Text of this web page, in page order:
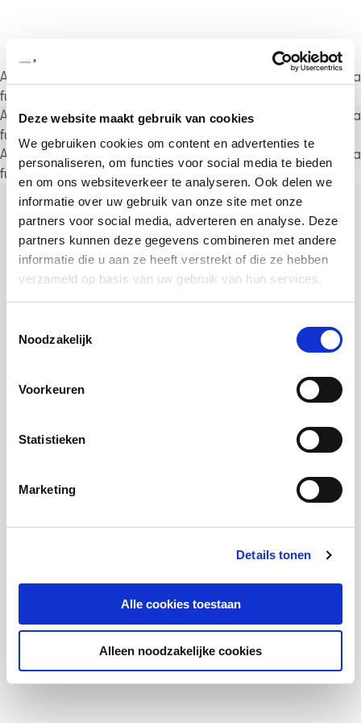
Deze website maakt gebruik van cookies
We gebruiken cookies om content en advertenties te
personaliseren, om functies voor social media te bieden
en om ons websiteverkeer te analyseren. Ook delen we
informatie over uw gebruik van onze site met onze
partners voor social media, adverteren en analyse. Deze
partners kunnen deze gegevens combineren met andere
informatie die u aan ze heeft verstrekt of die ze hebben
verzameld op basis van uw gebruik van hun services.
Noodzakelijk
Voorkeuren
Statistieken
Marketing
Details tonen
Alle cookies toestaan
Alleen noodzakelijke cookies
A rendering error occurred:
a.substring(...).replaceAll is not a
function
A rendering error occurred:a.substring(...).replaceAll is not a
function
A rendering error occurred:
a.substring(...).replaceAll is not a
function